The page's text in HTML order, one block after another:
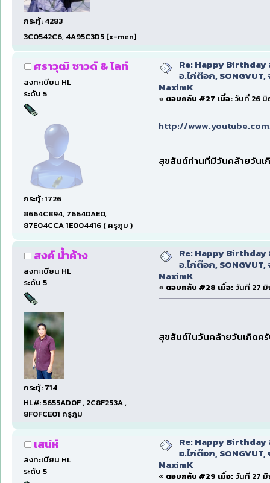
กระทู้: 4283
3C0542C6, 4A95C3D5 [x-men]
ศราวุฒิ ซาวด์ & ไลท์
ลงทะเบียน HL
ระดับ 5
กระทู้: 1726
8664C894, 7664DAE0,
87E04CCA 1E004416 ( ครูภูม )
Re: Happy
อ.ไก่ต๊อก,
MaximK
« ตอบกลับ #27 เมื่อ: วันที่ 26 มิ
http://
สุขสันต์ท่านที่มีวันคล้ายวัน
สงค์ น้ำค้าง
ลงทะเบียน HL
ระดับ 5
กระทู้: 714
HL#: 5655AD0F , 2C8F253A ,
8F0FCE01 ครูภูม
Re: Happy
อ.ไก่ต๊อก,
MaximK
« ตอบกลับ #28 เมื่อ: วันที่ 27 มิ
สุขสันต์ในวันคล้ายวันเกิดค
เสน่ห์
ลงทะเบียน HL
ระดับ 5
Re: Happy
อ.ไก่ต๊อก,
MaximK
« ตอบกลับ #29 เมื่อ: วันที่ 27 มิ